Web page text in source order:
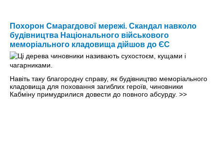
Похорон Смарагдової мережі. Скандал навколо
будівництва Національного військового
меморіального кладовища дійшов до ЄС
Навіть таку благородну справу, як будівництво меморіального
кладовища для поховання загиблих героїв, чиновники
Кабміну примудрилися довести до повного абсурду. >>